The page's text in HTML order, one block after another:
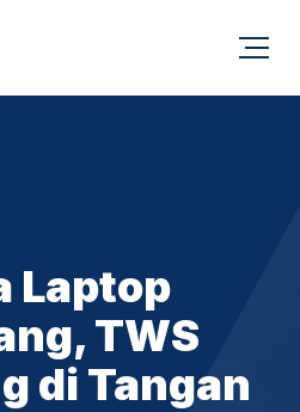
Laptop
TWS
di Tangan